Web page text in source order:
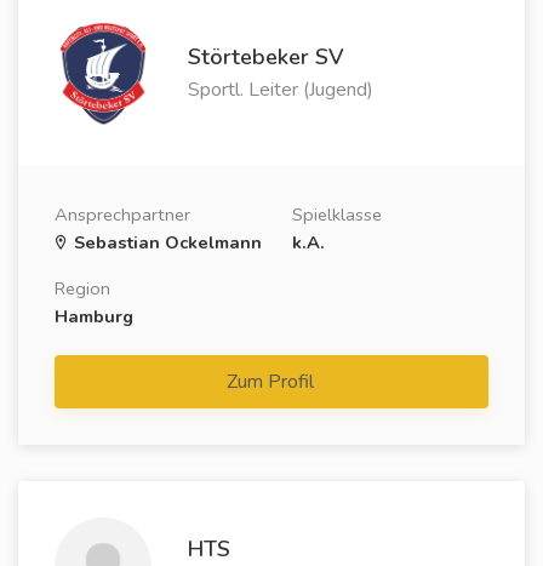
Störtebeker SV
Sportl. Leiter (Jugend)
Ansprechpartner
Sebastian Ockelmann
Spielklasse
k.A.
Region
Hamburg
Zum Profil
HTS